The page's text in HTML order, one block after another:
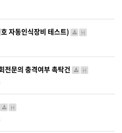
자동인식장비 테스트) H
전문의 충격여부 촉탁건 H
H